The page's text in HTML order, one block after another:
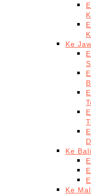
Ke
Ke
Ke